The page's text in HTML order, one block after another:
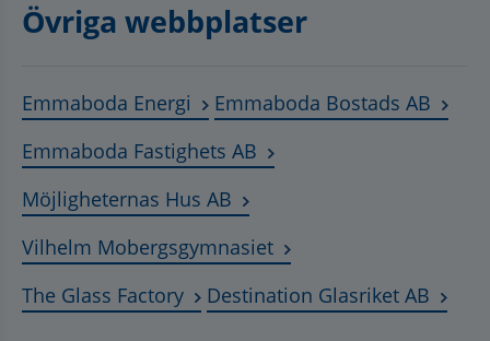
Övriga webbplatser
Emmaboda Energi Länk till annan webbplats,
Emmaboda Bostads AB
Emmaboda Fastighets AB Länk till annan
Möjligheternas Hus AB Länk till annan webbplats,
Vilhelm MobergsgymnasietLänk till annan
The Glass FactoryLänk till annan webbplats,
Destination Glasriket AB